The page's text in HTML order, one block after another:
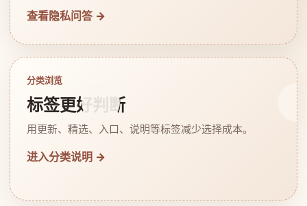
查看隐私问答 →
分类浏览
标签更好判断
用更新、精选、入口、说明等标签减少选择成本。
进入分类说明 →